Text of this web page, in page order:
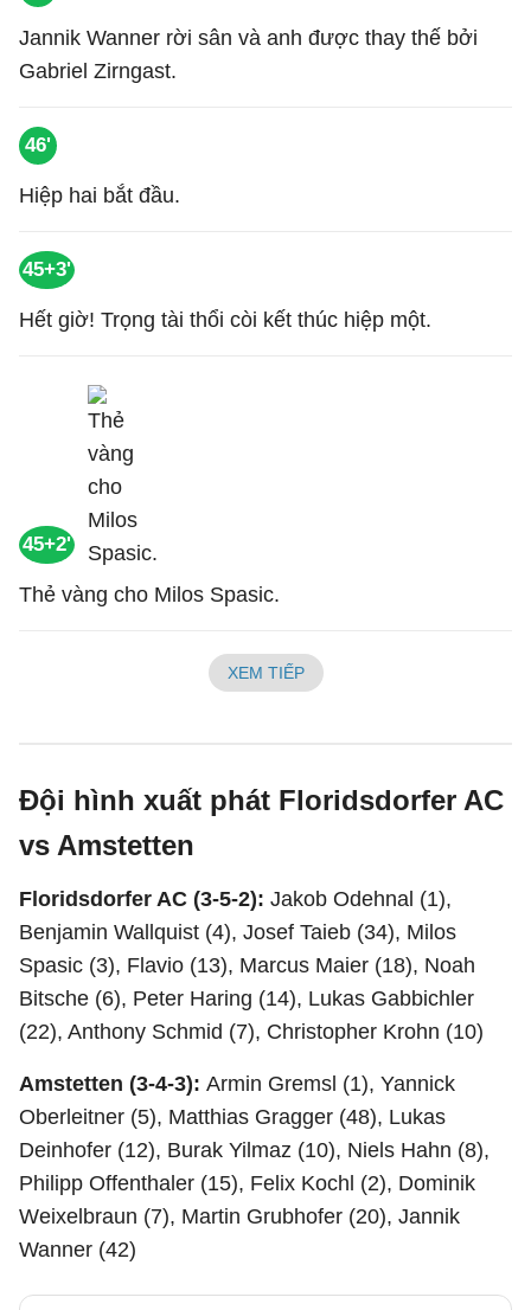
Jannik Wanner rời sân và anh được thay thế bởi
Gabriel Zirngast.
46'
Hiệp hai bắt đầu.
45+3'
Hết giờ! Trọng tài thổi còi kết thúc hiệp một.
45+2'
Thẻ vàng cho Milos Spasic.
XEM TIẾP
Đội hình xuất phát Floridsdorfer AC
vs Amstetten
Floridsdorfer AC (3-5-2): Jakob Odehnal (1),
Benjamin Wallquist (4), Josef Taieb (34), Milos
Spasic (3), Flavio (13), Marcus Maier (18), Noah
Bitsche (6), Peter Haring (14), Lukas Gabbichler
(22), Anthony Schmid (7), Christopher Krohn (10)
Amstetten (3-4-3): Armin Gremsl (1), Yannick
Oberleitner (5), Matthias Gragger (48), Lukas
Deinhofer (12), Burak Yilmaz (10), Niels Hahn (8),
Philipp Offenthaler (15), Felix Kochl (2), Dominik
Weixelbraun (7), Martin Grubhofer (20), Jannik
Wanner (42)